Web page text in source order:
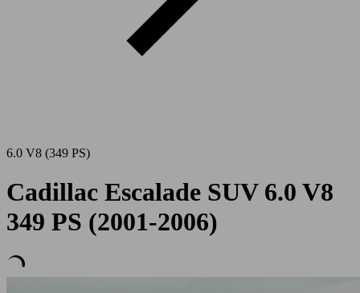
6.0 V8 (349 PS)
Cadillac Escalade SUV 6.0 V8
349 PS (2001-2006)